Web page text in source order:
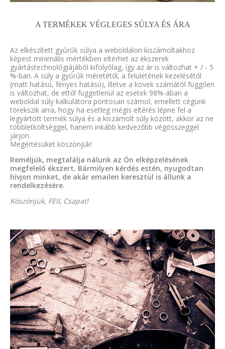
A TERMÉKEK VÉGLEGES SÚLYA ÉS ÁRA
Az elkészített gyűrűk súlya a weboldalon kiszámoltakhoz
képest minimális mértékben eltérhet az ékszerek
gyártástechnológiájából kifolyólag, így az ár is változhat + / - 5
%-ban. A súly a gyűrűk méretétől, a felületének kezelésétől
(matt hatású, fényes hatású), illetve a kövek számától függően
is változhat, de ettől függetlenül az esetek 98%-ában a
weboldal súly kalkulátora pontosan számol, emellett cégünk
törekszik arra, hogy ha esetleg mégis eltérés lépne fel a
legyártott termék súlya és a kiszámolt súly között, akkor az ne
többletköltséggel, hanem inkább kedvezőbb végösszeggel
járjon.
Megértésüket köszönjük!
Reméljük, megtalálja nálunk az Ön elképzelésének
megfelelő ékszert. Bármilyen kérdés estén, nyugodtan
hívjon minket, de akár emailen keresztül is állunk a
rendelkezésére.
Köszönjük, FEIL Csapat!